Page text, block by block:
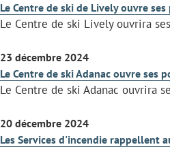
Le Centre de ski de Lively ouvre
Le Centre de ski Lively ouvrira
23 décembre 2024
Le Centre de ski Adanac ouvre ses
Le Centre de ski Adanac ouvrira
20 décembre 2024
Les Services d'incendie rappellent